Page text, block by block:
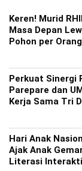
Keren! Murid
Masa Depan
Pohon per Orang
Perkuat Sinergi
Parepare dan
Kerja Sama Tri
Hari Anak
Ajak Anak
Literasi